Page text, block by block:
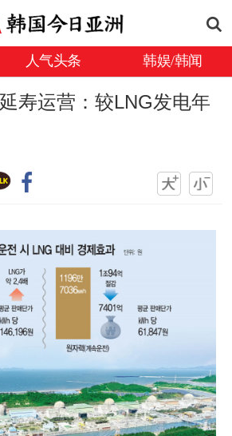
人气头条 韩娱/韩闻
寿运营：较LNG发电年